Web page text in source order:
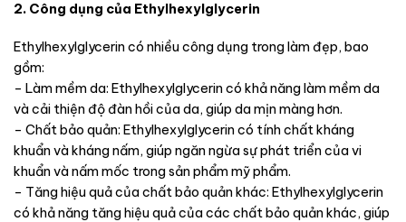
2. Công dụng của Ethylhexylglycerin
Ethylhexylglycerin có nhiều công dụng trong làm đẹp, bao
gồm:
– Làm mềm da: Ethylhexylglycerin có khả năng làm mềm da
và cải thiện độ đàn hồi của da, giúp da mịn màng hơn.
– Chất bảo quản: Ethylhexylglycerin có tính chất kháng
khuẩn và kháng nấm, giúp ngăn ngừa sự phát triển của vi
khuẩn và nấm mốc trong sản phẩm mỹ phẩm.
– Tăng hiệu quả của chất bảo quản khác: Ethylhexylglycerin
có khả năng tăng hiệu quả của các chất bảo quản khác, giúp